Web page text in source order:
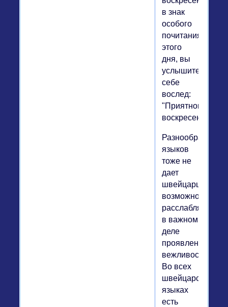
в знак
особого
почитания
этого
дня, вы
услышите
себе
вослед:
"Приятного
воскресенья!".
Разнообразие
языков
тоже не
дает
швейцарцам
возможности
расслабляться
в важном
деле
проявления
вежливости.
Во всех
швейцарских
языках
есть